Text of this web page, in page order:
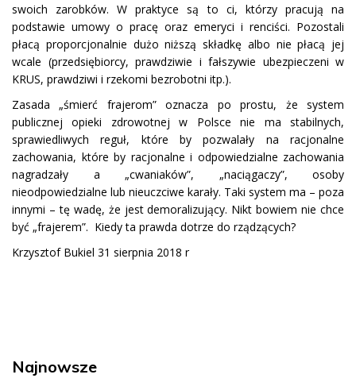
swoich zarobków. W praktyce są to ci, którzy pracują na
podstawie umowy o pracę oraz emeryci i renciści. Pozostali
płacą proporcjonalnie dużo niższą składkę albo nie płacą jej
wcale (przedsiębiorcy, prawdziwie i fałszywie ubezpieczeni w
KRUS, prawdziwi i rzekomi bezrobotni itp.).
Zasada „śmierć frajerom” oznacza po prostu, że system
publicznej opieki zdrowotnej w Polsce nie ma stabilnych,
sprawiedliwych reguł, które by pozwalały na racjonalne
zachowania, które by racjonalne i odpowiedzialne zachowania
nagradzały a „cwaniaków”, „naciągaczy”, osoby
nieodpowiedzialne lub nieuczciwe karały. Taki system ma – poza
innymi – tę wadę, że jest demoralizujący. Nikt bowiem nie chce
być „frajerem”. Kiedy ta prawda dotrze do rządzących?
Krzysztof Bukiel 31 sierpnia 2018 r
Najnowsze